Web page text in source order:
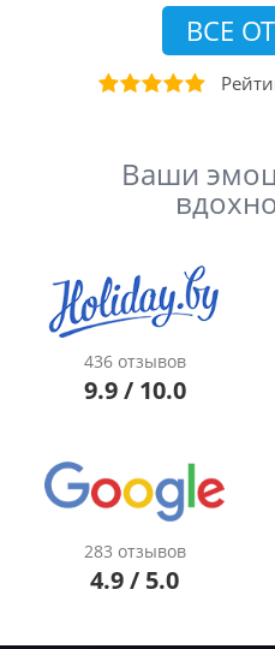
ВСЕ
Ваши
436 отзывов
9.9 / 10.0
283 отзывов
4.9 / 5.0